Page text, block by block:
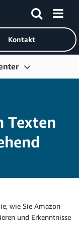
Kontakt
Texten
wie Sie Amazon
und Erkenntnisse